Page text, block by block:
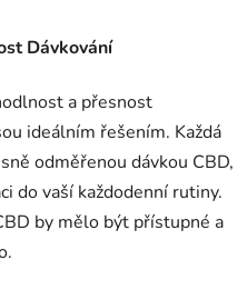
Dávkování
a přesnost
ideálním řešením. Každá
odměřenou dávkou CBD,
do vaší každodenní rutiny.
by mělo být přístupné a